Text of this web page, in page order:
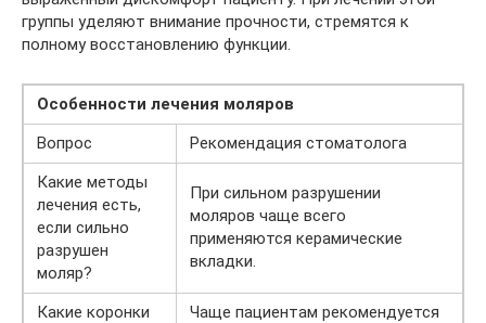
группы уделяют внимание прочности, стремятся к
полному восстановлению функции.
Особенности лечения моляров
Вопрос
Рекомендация стоматолога
Какие методы
лечения есть,
если сильно
разрушен
моляр?
При сильном разрушении
моляров чаще всего
применяются керамические
вкладки.
Какие коронки
Чаще пациентам рекомендуется